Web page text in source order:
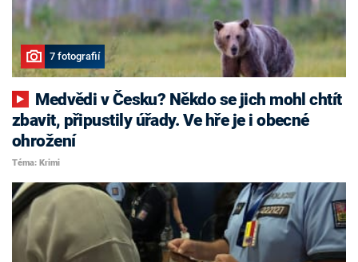
7 fotografií
zbavit, připustily úřady. Ve hře je i obecné
ohrožení
Téma: Krimi